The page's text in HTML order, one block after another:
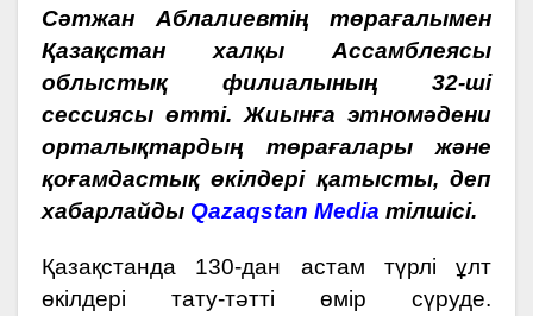
Сәтжан Аблалиевтің төрағалымен
Қазақстан халқы Ассамблеясы
облыстық филиалының 32-ші
сессиясы өтті. Жиынға этномәдени
орталықтардың төрағалары және
қоғамдастық өкілдері қатысты, деп
хабарлайды Qazaqstan Media тілшісі.
Қазақстанда 130-дан астам түрлі ұлт
өкілдері тату-тәтті өмір сүруде.